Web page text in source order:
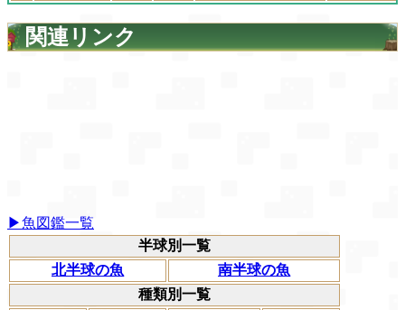
関連リンク
▶魚図鑑一覧
半球別一覧
北半球の魚
南半球の魚
種類別一覧